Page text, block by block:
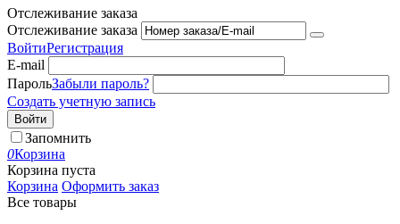
Отслеживание заказа
Отслеживание заказа
ВойтиРегистрация
E-mail
ПарольЗабыли пароль?
Создать учетную запись
Войти
Запомнить
0Корзина
Корзина пуста
Корзина Оформить заказ
Все товары